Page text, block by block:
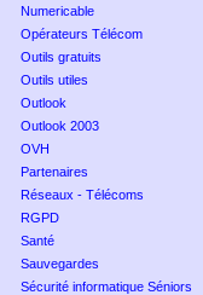
Numericable
Opérateurs Télécom
Outils gratuits
Outils utiles
Outlook
Outlook 2003
OVH
Partenaires
Réseaux - Télécoms
RGPD
Santé
Sauvegardes
Sécurité informatique Séniors